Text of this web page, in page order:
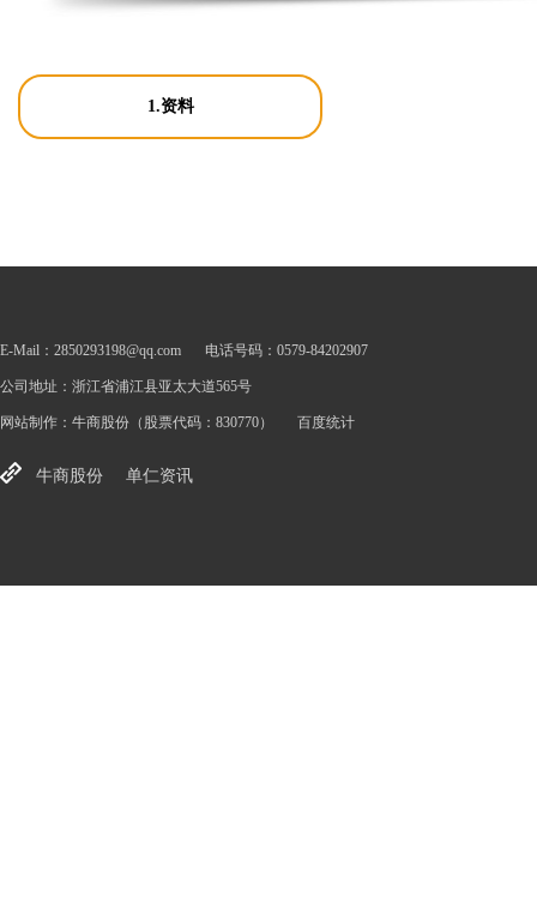
1.资料
E-Mail：2850293198@qq.com 电话号码：0579-84202907
公司地址：浙江省浦江县亚太大道565号
网站制作： 牛商股份 （股票代码：830770） 百度统计
牛商股份 单仁资讯